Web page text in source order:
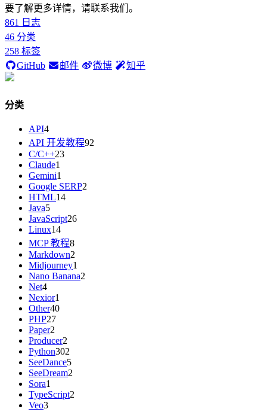
要了解更多详情，请联系我们。
861
日志
46 分类
258 标签
GitHub
邮件 微博 知乎
分类
API4
API 开发教程92
C/C++23
Claude1
Gemini1
Google SERP2
HTML14
Java5
JavaScript26
Linux14
MCP 教程8
Markdown2
Midjourney1
Nano Banana2
Net4
Nexior1
Other40
PHP27
Paper2
Producer2
Python302
SeeDance5
SeeDream2
Sora1
TypeScript2
Veo3